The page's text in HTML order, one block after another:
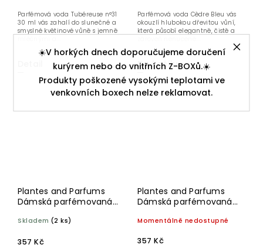
☀️V horkých dnech doporučujeme doručení
kurýrem nebo do vnitřních Z-BOXů.☀️
Produkty poškozené vysokými teplotami ve
venkovních boxech nelze reklamovat.
Parfémová voda Tubéreuse n°31
30 ml vás zahalí do slunečné a
smyslné květinové vůně s jemně
Do košíku
Parfémová voda Cèdre Bleu vás
okouzlí hlubokou dřevitou vůní,
která působí elegantně, čistě a
Plantes and Parfums
Dámská parfémovaná
30 ml
Skladem (2 ks)
357 Kč
Plantes and Parfums
Dámská parfémovaná
ml
Momentálně nedostupné
357 Kč